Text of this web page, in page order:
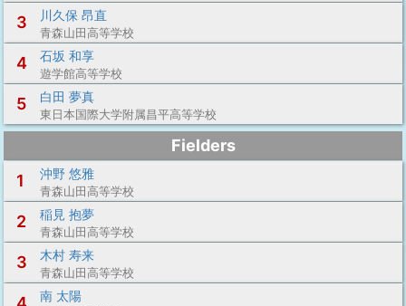
3 川久保 昂直
青森山田高等学校
4 石坂 和享
遊学館高等学校
5 白田 夢真
東日本国際大学附属昌平高等学校
Fielders
1
沖野 悠雅
青森山田高等学校
2 稲見 抱夢
青森山田高等学校
3 木村 寿来
青森山田高等学校
南 太陽